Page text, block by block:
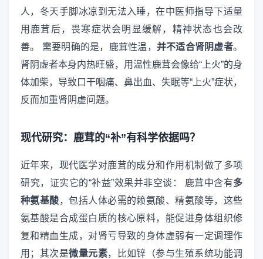
人，冬天手脚冰凉到无法入睡，在中医师指导下适量
用鹿茸后，畏寒症状会明显缓解，精神状态也会改
善。 需要明确的是，鹿茸性温， 并不适合肾阴虚者。
肾阴虚者本身内热旺盛，用温性鹿茸会像给“上火”的身
体加柴，导致口干咽痛、鼻出血、失眠等“上火”症状，
反而加重肾阴虚问题。
现代研究：鹿茸的“补”有科学依据吗？
近年来，现代医学对鹿茸的成分和作用机制做了多项
研究，证实它的“补益”效果并非空谈： 鹿茸中含有多
种氨基酸，包括人体必需的赖氨酸、精氨酸等，这些
氨基酸是合成蛋白质的核心原料，能促进身体组织修
复和精血生成，对肾亏导致的身体虚弱有一定调理作
用；其次是微量元素，比如锌（参与生殖系统功能调